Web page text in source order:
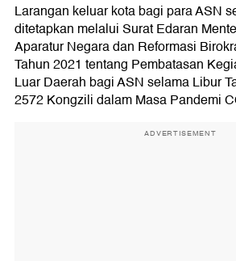
Larangan keluar kota bagi para ASN
ditetapkan melalui Surat Edaran
Aparatur Negara dan Reformasi
Tahun 2021 tentang Pembatasan
Luar Daerah bagi ASN selama Libur
2572 Kongzili dalam Masa Pandemi
ADVERTISEMENT